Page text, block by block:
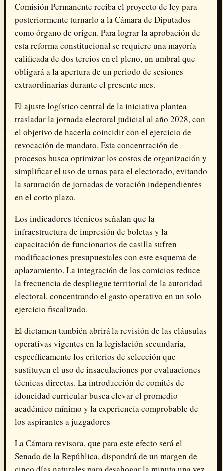
Comisión Permanente reciba el proyecto de ley para
posteriormente turnarlo a la Cámara de Diputados
como órgano de origen. Para lograr la aprobación de
esta reforma constitucional se requiere una mayoría
calificada de dos tercios en el pleno, un umbral que
obligará a la apertura de un periodo de sesiones
extraordinarias durante el presente mes.
El ajuste logístico central de la iniciativa plantea
trasladar la jornada electoral judicial al año 2028, con
el objetivo de hacerla coincidir con el ejercicio de
revocación de mandato. Esta concentración de
procesos busca optimizar los costos de organización y
simplificar el uso de urnas para el electorado, evitando
la saturación de jornadas de votación independientes
en el corto plazo.
Los indicadores técnicos señalan que la
infraestructura de impresión de boletas y la
capacitación de funcionarios de casilla sufren
modificaciones presupuestales con este esquema de
aplazamiento. La integración de los comicios reduce
la frecuencia de despliegue territorial de la autoridad
electoral, concentrando el gasto operativo en un solo
ejercicio fiscalizado.
El dictamen también abrirá la revisión de las cláusulas
operativas vigentes en la legislación secundaria,
específicamente los criterios de selección que
sustituyen el uso de insaculaciones por evaluaciones
técnicas directas. La introducción de comités de
idoneidad curricular busca elevar el promedio
académico mínimo y la experiencia comprobable de
los aspirantes a juzgadores.
La Cámara revisora, que para este efecto será el
Senado de la República, dispondrá de un margen de
cinco días naturales para desahogar la minuta una vez